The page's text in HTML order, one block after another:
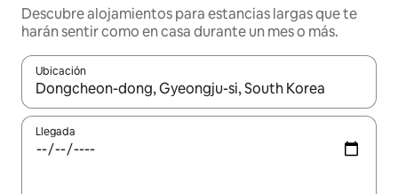
Descubre alojamientos para estancias largas que te
harán sentir como en casa durante un mes o más.
Ubicación
Cuando los resultados estén disponibles, podrás navegar
Llegada